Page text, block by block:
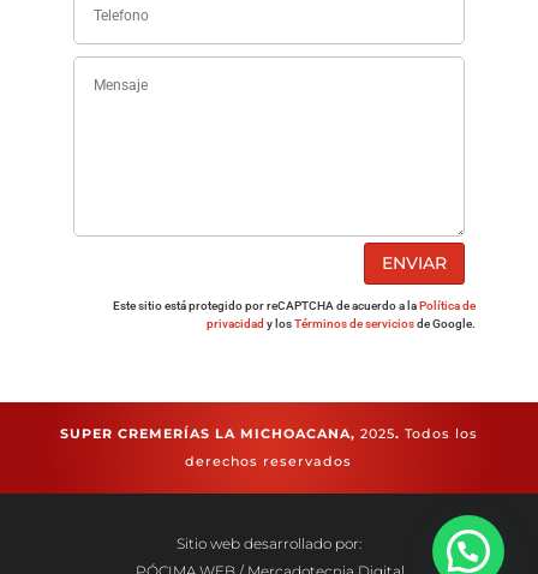
ENVIAR
Este sitio está protegido por reCAPTCHA de acuerdo a laPolítica de
privacidad y losTérminos de serviciosde Google.
SUPER CREMERÍAS LA MICHOACANA, 2025. Todos los
derechos reservados
Sitio web desarrollado por: